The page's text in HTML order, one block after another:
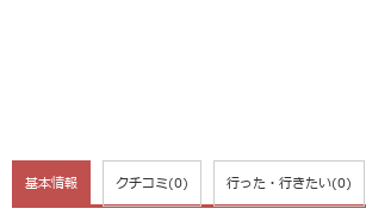
基本情報 クチコミ(0) 行った・行きたい(0)